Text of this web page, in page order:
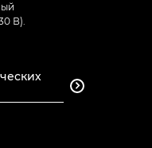
В).
